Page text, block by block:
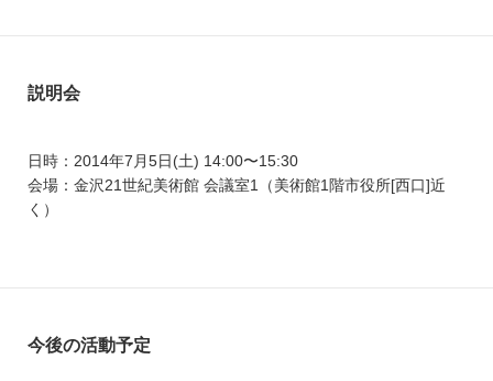
説明会
日時：2014年7月5日(土) 14:00〜15:30
会場：金沢21世紀美術館 会議室1（美術館1階市役所[西口]近
く）
今後の活動予定